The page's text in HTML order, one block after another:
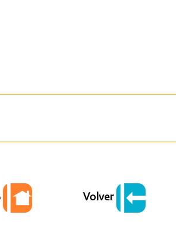
Volver